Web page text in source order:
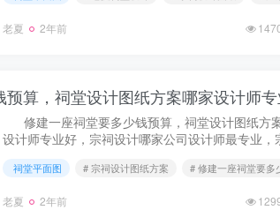
老夏 2年前
修建一座祠堂要多少钱预算，祠堂设计图纸方
设计师专业好，宗祠设计哪家公司设计师最专业，
计尺寸长宽什么比例合适吉利...
祠堂平面图 # 宗祠设计图纸方案 # 修建一座祠堂要多
老夏 2年前